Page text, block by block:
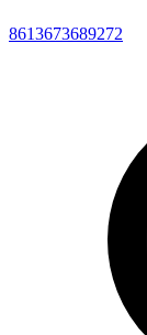
8613673689272